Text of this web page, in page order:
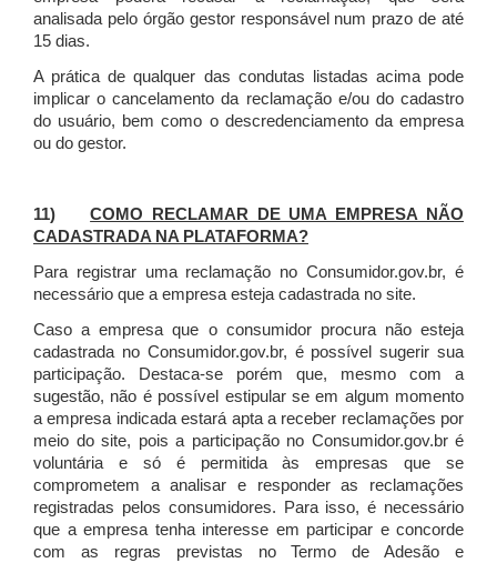
analisada pelo órgão gestor responsável num prazo de até
15 dias.
A prática de qualquer das condutas listadas acima pode
implicar o cancelamento da reclamação e/ou do cadastro
do usuário, bem como o descredenciamento da empresa
ou do gestor.
11)COMO RECLAMAR DE UMA EMPRESA NÃO
CADASTRADA NA PLATAFORMA?
Para registrar uma reclamação no Consumidor.gov.br, é
necessário que a empresa esteja cadastrada no site.
Caso a empresa que o consumidor procura não esteja
cadastrada no Consumidor.gov.br, é possível sugerir sua
participação. Destaca-se porém que, mesmo com a
sugestão, não é possível estipular se em algum momento
a empresa indicada estará apta a receber reclamações por
meio do site, pois a participação no Consumidor.gov.br é
voluntária e só é permitida às empresas que se
comprometem a analisar e responder as reclamações
registradas pelos consumidores. Para isso, é necessário
que a empresa tenha interesse em participar e concorde
com as regras previstas no Termo de Adesão e